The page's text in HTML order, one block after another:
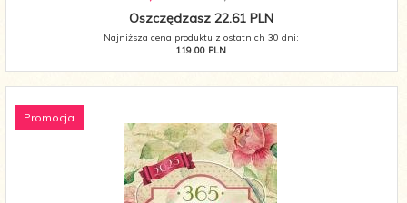
Oszczędzasz 22.61 PLN
Najniższa cena produktu z ostatnich 30 dni:
119.00 PLN
Promocja